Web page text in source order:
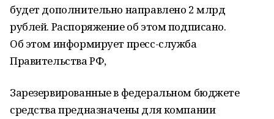
будет дополнительно направлено 2 млрд
рублей. Распоряжение об этом подписано.
Об этом информирует пресс-служба
Правительства РФ,
Зарезервированные в федеральном бюджете
средства предназначены для компании